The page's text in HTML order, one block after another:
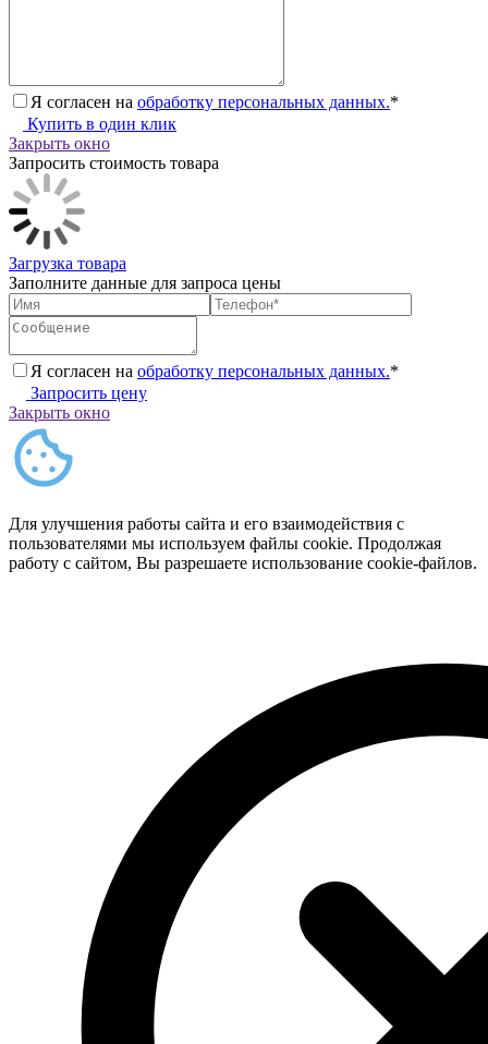
Я согласен на обработку персональных данных.*
Купить в один клик
Закрыть окно
Запросить стоимость товара
Загрузка товара
Заполните данные для запроса цены
Я согласен на обработку персональных данных.*
Запросить цену
Закрыть окно
Для улучшения работы сайта и его взаимодействия с
пользователями мы используем файлы cookie. Продолжая
работу с сайтом, Вы разрешаете использование cookie-файлов.